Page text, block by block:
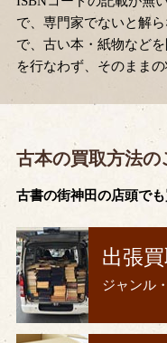
で、専門家でないと解
で、古い本・紙物など
を行なわず、そのまま
古本の買取方法の
古書の街神田の店頭でも
出張
ジャンル